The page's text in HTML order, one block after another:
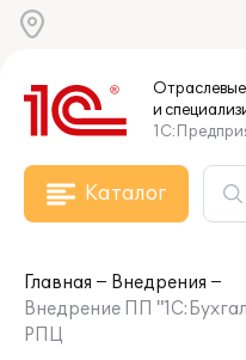
Отраслевые
и
Каталог
Главная
Внедрения
Внедрение ПП
РПЦ